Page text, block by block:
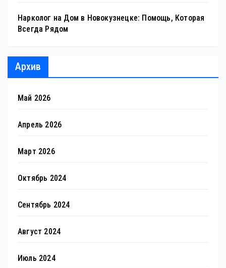
Нарколог на Дом в Новокузнецке: Помощь, Которая
Всегда Рядом
Архив
Май 2026
Апрель 2026
Март 2026
Октябрь 2024
Сентябрь 2024
Август 2024
Июль 2024